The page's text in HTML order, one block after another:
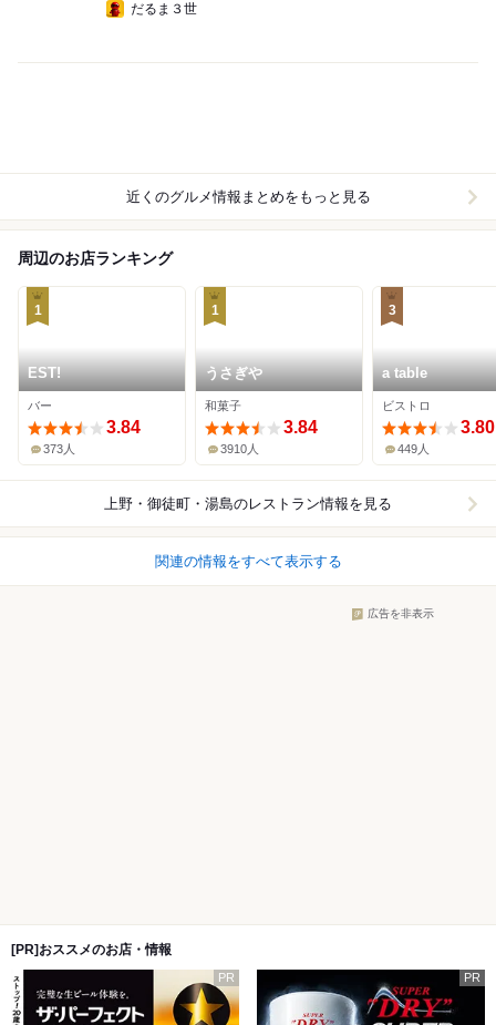
だるま３世
近くのグルメ情報まとめをもっと見る
周辺のお店ランキング
1
EST!
バー
3.84
373人
1
うさぎや
和菓子
3.84
3910人
3
a table
ビストロ
3.80
449人
上野・御徒町・湯島のレストラン情報を見る
関連の情報をすべて表示する
広告を非表示
[PR]おススメのお店・情報
PR PR